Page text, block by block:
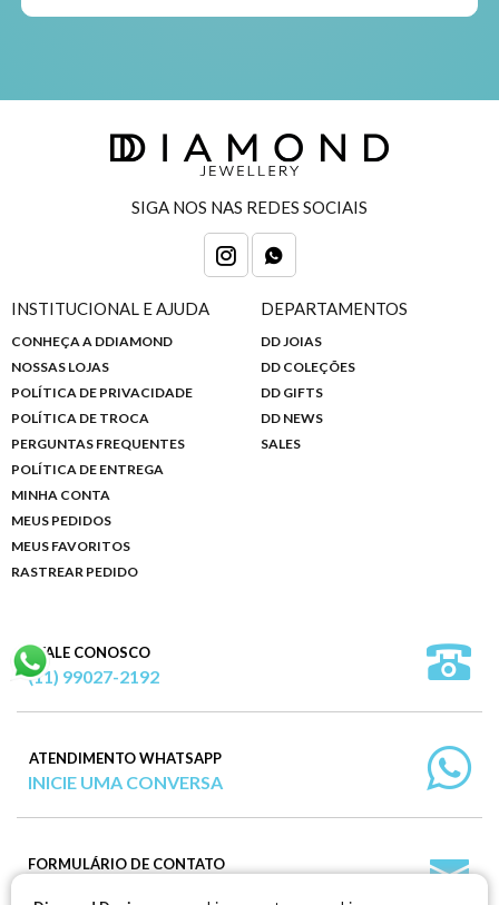
SIGA NOS NAS REDES SOCIAIS
INSTITUCIONAL E AJUDA
CONHEÇA A DDIAMOND
NOSSAS LOJAS
POLÍTICA DE PRIVACIDADE
POLÍTICA DE TROCA
PERGUNTAS FREQUENTES
POLÍTICA DE ENTREGA
MINHA CONTA
MEUS PEDIDOS
MEUS FAVORITOS
RASTREAR PEDIDO
DEPARTAMENTOS
DD JOIAS
DD COLEÇÕES
DD GIFTS
DD NEWS
SALES
FALE CONOSCO
(11) 99027-2192
ATENDIMENTO WHATSAPP
INICIE UMA CONVERSA
FORMULÁRIO DE CONTATO